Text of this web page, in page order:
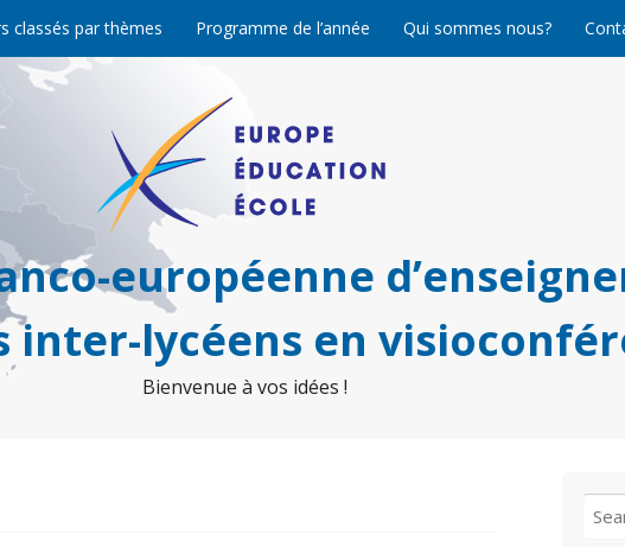
classés par thèmes Programme de l’année Qui sommes nous?
européenne
inter-lycéens en
Bienvenue à vos idées !
for: